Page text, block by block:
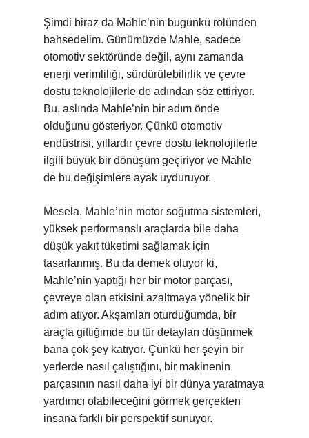
Şimdi biraz da Mahle’nin bugünkü rolünden
bahsedelim. Günümüzde Mahle, sadece
otomotiv sektöründe değil, aynı zamanda
enerji verimliliği, sürdürülebilirlik ve çevre
dostu teknolojilerle de adından söz ettiriyor.
Bu, aslında Mahle’nin bir adım önde
olduğunu gösteriyor. Çünkü otomotiv
endüstrisi, yıllardır çevre dostu teknolojilerle
ilgili büyük bir dönüşüm geçiriyor ve Mahle
de bu değişimlere ayak uyduruyor.
Mesela, Mahle’nin motor soğutma sistemleri,
yüksek performanslı araçlarda bile daha
düşük yakıt tüketimi sağlamak için
tasarlanmış. Bu da demek oluyor ki,
Mahle’nin yaptığı her bir motor parçası,
çevreye olan etkisini azaltmaya yönelik bir
adım atıyor. Akşamları oturduğumda, bir
araçla gittiğimde bu tür detayları düşünmek
bana çok şey katıyor. Çünkü her şeyin bir
yerlerde nasıl çalıştığını, bir makinenin
parçasının nasıl daha iyi bir dünya yaratmaya
yardımcı olabileceğini görmek gerçekten
insana farklı bir perspektif sunuyor.